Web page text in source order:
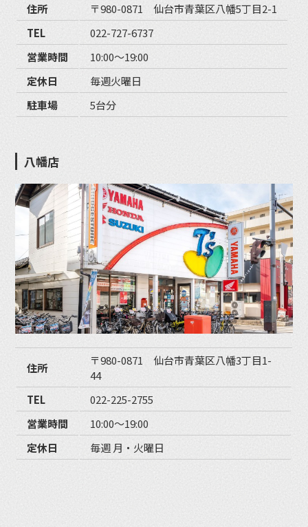
住所
〒980-0871 仙台市青葉区八幡5丁目2-1
TEL
022-727-6737
営業時間
10:00〜19:00
定休日
毎週火曜日
駐車場
5台分
八幡店
住所
〒980-0871 仙台市青葉区八幡3丁目1-
44
TEL
022-225-2755
営業時間
10:00〜19:00
定休日
毎週 月・火曜日